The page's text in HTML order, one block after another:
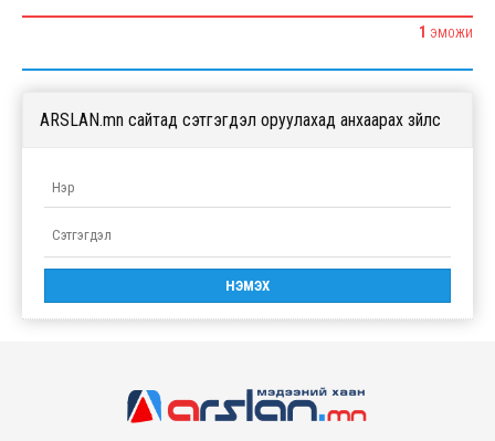
1 ЭМОЖИ
ARSLAN.mn сайтад сэтгэгдэл оруулахад анхаарах зүйлс